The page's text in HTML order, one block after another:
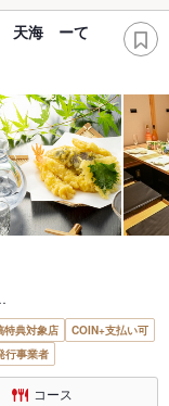
天海 ーて
特典対象店
COIN+支払い可
行事業者
コース